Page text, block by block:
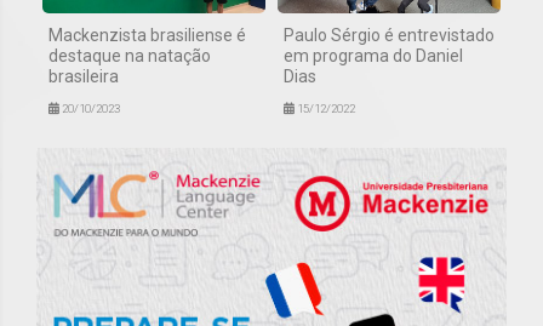
Mackenzista brasiliense é
destaque na natação
brasileira
20/10/2023
Paulo Sérgio é entrevistado
em programa do Daniel
Dias
15/12/2022